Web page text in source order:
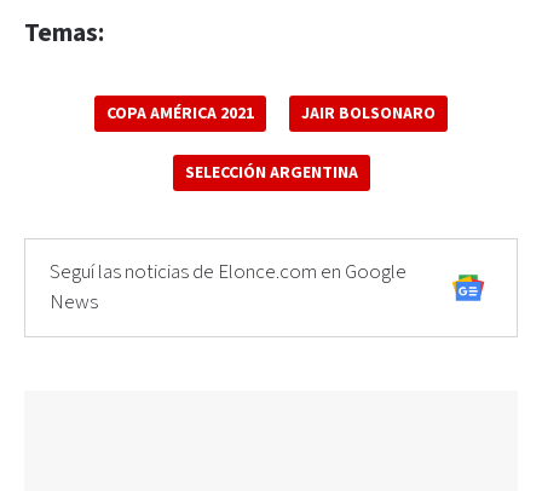
Temas:
COPA AMÉRICA 2021 JAIR BOLSONARO
SELECCIÓN ARGENTINA
Seguí las noticias de Elonce.com en Google
News